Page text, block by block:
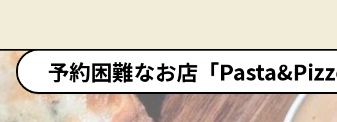
予約困難なお店「